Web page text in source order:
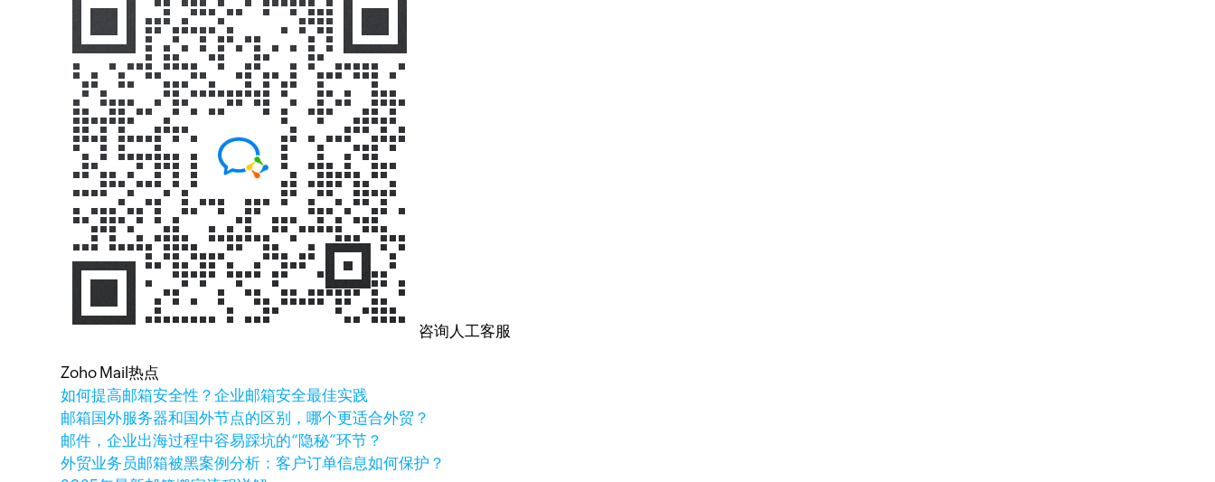
咨询人工客服
Zoho Mail热点
如何提高邮箱安全性？企业邮箱安全最佳实践
邮箱国外服务器和国外节点的区别，哪个更适合外贸？
邮件，企业出海过程中容易踩坑的“隐秘”环节？
外贸业务员邮箱被黑案例分析：客户订单信息如何保护？